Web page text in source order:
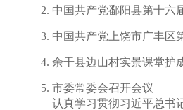
中国共产党鄱阳县第十六
中国共产党上饶市广丰区
余干县边山村实景课堂护
市委常委会召开会议
认真学习贯彻习近平总书